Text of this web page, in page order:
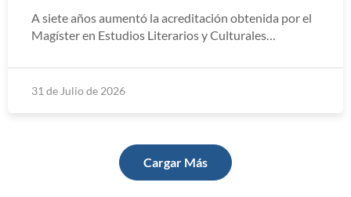
A siete años aumentó la acreditación obtenida por el
Magíster en Estudios Literarios y Culturales…
31 de Julio de 2026
Cargar Más